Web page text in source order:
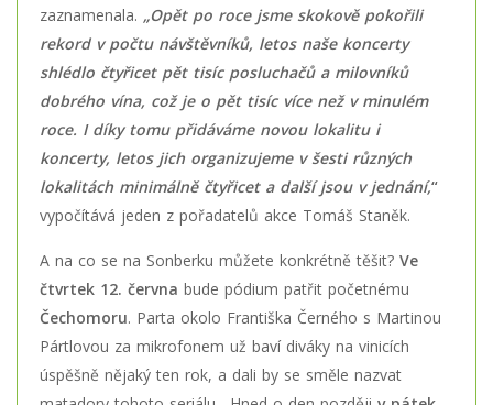
zaznamenala. „Opět po roce jsme skokově pokořili
rekord v počtu návštěvníků, letos naše koncerty
shlédlo čtyřicet pět tisíc posluchačů a milovníků
dobrého vína, což je o pět tisíc více než v minulém
roce. I díky tomu přidáváme novou lokalitu i
koncerty, letos jich organizujeme v šesti různých
lokalitách minimálně čtyřicet a další jsou v jednání,“
vypočítává jeden z pořadatelů akce Tomáš Staněk.
A na co se na Sonberku můžete konkrétně těšit? Ve
čtvrtek 12. června bude pódium patřit početnému
Čechomoru. Parta okolo Františka Černého s Martinou
Pártlovou za mikrofonem už baví diváky na vinicích
úspěšně nějaký ten rok, a dali by se směle nazvat